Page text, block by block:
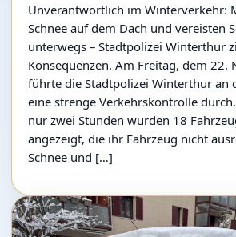
Unverantwortlich im Winterverkehr:
Schnee auf dem Dach und vereisten
unterwegs – Stadtpolizei Winterthur
Konsequenzen. Am Freitag, dem 22.
führte die Stadtpolizei Winterthur an
eine strenge Verkehrskontrolle
nur zwei Stunden wurden 18
angezeigt, die ihr Fahrzeug nicht
Schnee und […]